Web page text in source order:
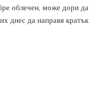
облечен, може дори
днес да направя